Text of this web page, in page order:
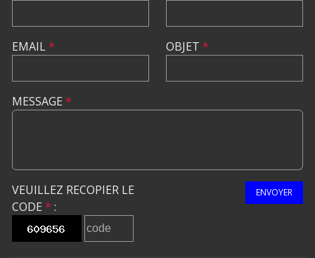
EMAIL* OBJET *
MESSAGE *
VEUILLEZ RECOPIER LE
CODE * :
ENVOYER